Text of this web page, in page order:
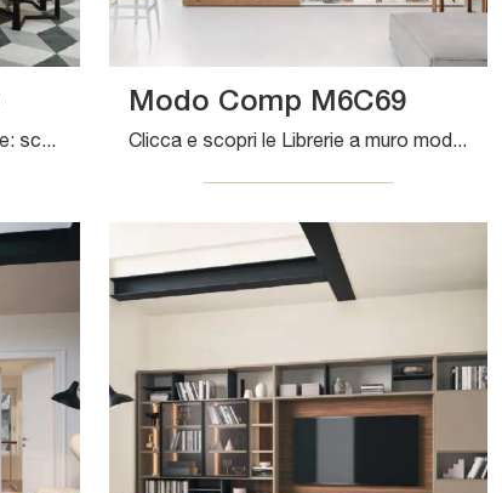
Materiali di pregio e forme decise: scopri la libreria Modo Comp M6C70 di Sangiacomo tra le più belle Librerie moderne a muro.
Modo Comp M6C69
Clicca e scopri le Librerie a muro moderne! Il modello Modo Comp M6C69 Sangiacomo saprà completare un living pratico e operativo.